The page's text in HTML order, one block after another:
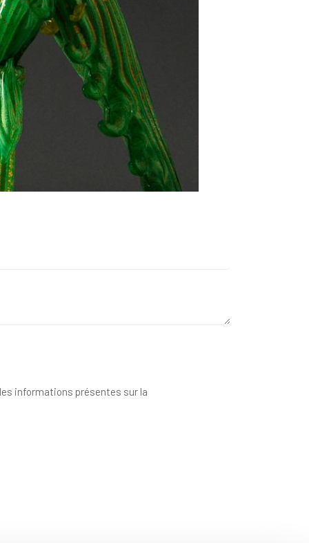
informations présentes sur la